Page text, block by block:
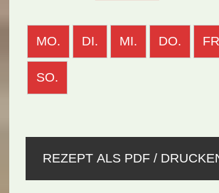
MO. DI. MI. DO.
SO.
REZEPT ALS PDF /